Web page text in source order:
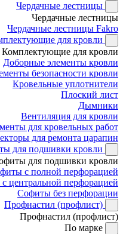
Чердачные лестницы
Чердачные лестницы
Чердачные лестницы Fakro
для кровли
Комплектующие для кровли
Доборные элементы кровли
безопасности кровли
Кровельные уплотнители
Плоский лист
Дымники
Вентиляция для кровли
для кровельных работ
для ремонта царапин
для подшивки кровли
для подшивки кровли
с полной перфорацией
центральной перфорацией
Софиты без перфорации
Профнастил (профлист)
Профнастил (профлист)
По марке